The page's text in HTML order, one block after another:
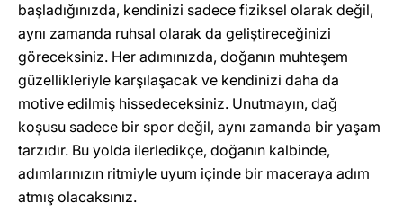
başladığınızda, kendinizi sadece fiziksel olarak değil,
aynı zamanda ruhsal olarak da geliştireceğinizi
göreceksiniz. Her adımınızda, doğanın muhteşem
güzellikleriyle karşılaşacak ve kendinizi daha da
motive edilmiş hissedeceksiniz. Unutmayın, dağ
koşusu sadece bir spor değil, aynı zamanda bir yaşam
tarzıdır. Bu yolda ilerledikçe, doğanın kalbinde,
adımlarınızın ritmiyle uyum içinde bir maceraya adım
atmış olacaksınız.